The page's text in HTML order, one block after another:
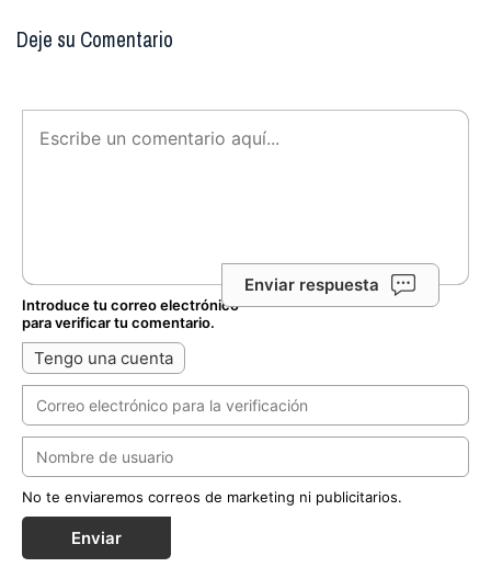
Deje su Comentario
Enviar respuesta
Introduce tu correo electrónico
para verificar tu comentario.
Tengo una cuenta
No te enviaremos correos de marketing ni publicitarios.
Enviar